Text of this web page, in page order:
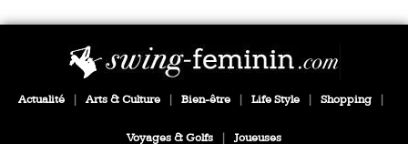
Actualité | Arts & Culture | Bien-être | Life Style | Shopping |
Voyages & Golfs | Joueuses